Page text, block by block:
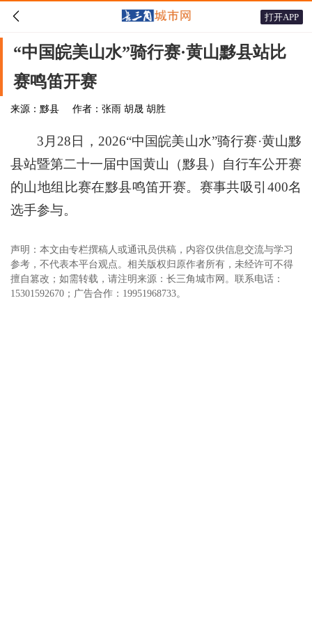
 打开APP
“中国皖美山水”骑行赛·黄山黟县站比
赛鸣笛开赛
来源：黟县 作者：张雨 胡晟 胡胜
3月28日，2026“中国皖美山水”骑行赛·黄山黟
县站暨第二十一届中国黄山（黟县）自行车公开赛
的山地组比赛在黟县鸣笛开赛。赛事共吸引400名
选手参与。
声明：本文由专栏撰稿人或通讯员供稿，内容仅供信息交流与学习
参考，不代表本平台观点。相关版权归原作者所有，未经许可不得
擅自篡改；如需转载，请注明来源：长三角城市网。联系电话：
15301592670；广告合作：19951968733。